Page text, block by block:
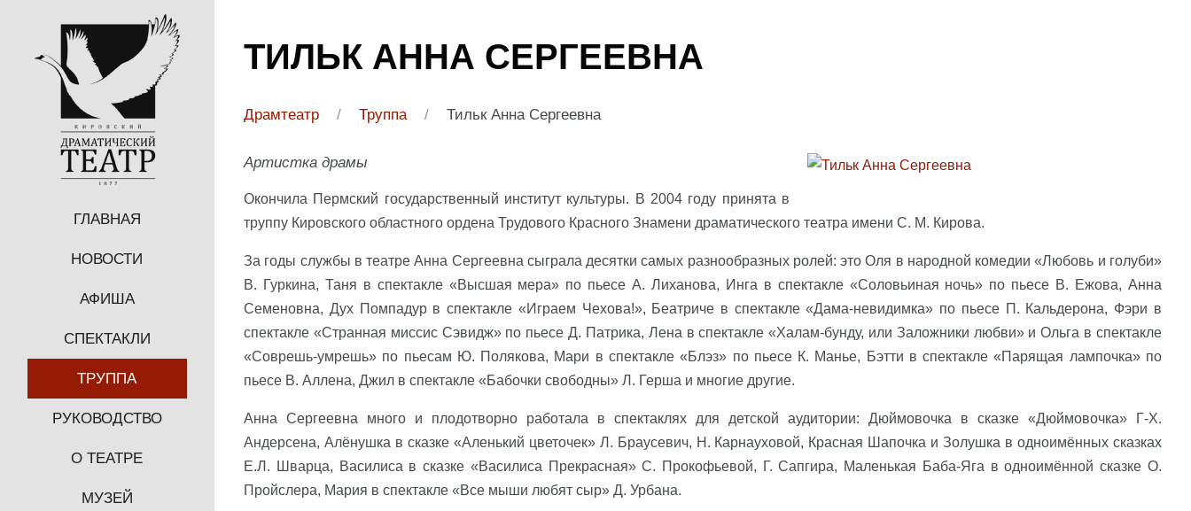
ГЛАВНАЯ
НОВОСТИ
АФИША
СПЕКТАКЛИ
ТРУППА
РУКОВОДСТВО
О ТЕАТРЕ
МУЗЕЙ
ТИЛЬК АННА СЕРГЕЕВНА
Драмтеатр / Труппа / Тильк Анна Сергеевна
Артистка драмы
Окончила Пермский государственный институт культуры. В 2004 году принята в
труппу Кировского областного ордена Трудового Красного Знамени драматического театра имени С. М. Кирова.
За годы службы в театре Анна Сергеевна сыграла десятки самых разнообразных ролей: это Оля в народной комедии «Любовь и голуби»
В. Гуркина, Таня в спектакле «Высшая мера» по пьесе А. Лиханова, Инга в спектакле «Соловьиная ночь» по пьесе В. Ежова, Анна
Семеновна, Дух Помпадур в спектакле «Играем Чехова!», Беатриче в спектакле «Дама-невидимка» по пьесе П. Кальдерона, Фэри в
спектакле «Странная миссис Сэвидж» по пьесе Д. Патрика, Лена в спектакле «Халам-бунду, или Заложники любви» и Ольга в спектакле
«Соврешь-умрешь» по пьесам Ю. Полякова, Мари в спектакле «Блэз» по пьесе К. Манье, Бэтти в спектакле «Парящая лампочка» по
пьесе В. Аллена, Джил в спектакле «Бабочки свободны» Л. Герша и многие другие.
Анна Сергеевна много и плодотворно работала в спектаклях для детской аудитории: Дюймовочка в сказке «Дюймовочка» Г-Х.
Андерсена, Алёнушка в сказке «Аленький цветочек» Л. Браусевич, Н. Карнауховой, Красная Шапочка и Золушка в одноимённых сказках
Е.Л. Шварца, Василиса в сказке «Василиса Прекрасная» С. Прокофьевой, Г. Сапгира, Маленькая Баба-Яга в одноимённой сказке О.
Пройслера, Мария в спектакле «Все мыши любят сыр» Д. Урбана.